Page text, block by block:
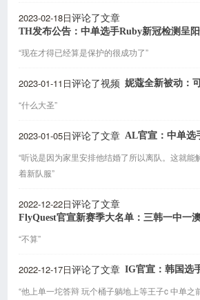
2023-02-18日评论了文章
TH发布公告：中单选手Ruby新冠检测呈
“现在才得已经算是保护的很成功了”
2023-01-11日评论了视频 妮蔻全新被动：
“什么大圣”
2023-01-05日评论了文章 AL官宣：中单选
“听说是因为家里安排他结婚了所以离队。这就能
着新队服”
2022-12-22日评论了文章
FlyQuest官宣新赛季大名单：三韩一中一
“不算”
2022-12-17日评论了文章 IG官宣：韩国选
“他上单一坨答辩 玩个桶子躺地上等王子c 中单之